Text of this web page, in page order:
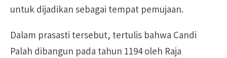
untuk dijadikan sebagai tempat pemujaan.
Dalam prasasti tersebut, tertulis bahwa Candi
Palah dibangun pada tahun 1194 oleh Raja